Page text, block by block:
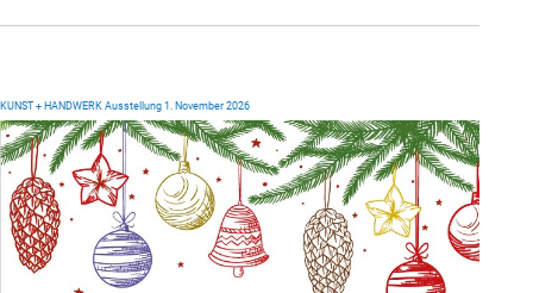
KUNST + HANDWERK Ausstellung 1. November 2026